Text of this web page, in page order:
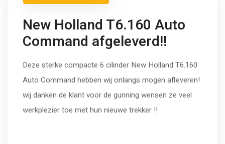
New Holland T6.160 Auto
Command afgeleverd!!
Deze sterke compacte 6 cilinder New Holland T6.160
Auto Command hebben wij onlangs mogen afleveren!
wij danken de klant voor de gunning wensen ze veel
werkplezier toe met hun nieuwe trekker !!